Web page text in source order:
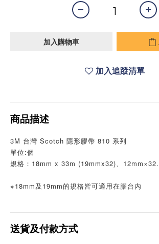
加入購物車
加入追蹤清單
商品描述
3M 台灣 Scotch 隱形膠帶 810 系列
單位:個
規格：18mm x 33m (19mmx32)、
※18mm及19mm的規格皆可適用在膠台內
送貨及付款方式